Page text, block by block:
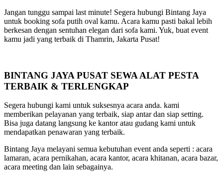
Jangan tunggu sampai last minute! Segera hubungi Bintang Jaya
untuk booking sofa putih oval kamu. Acara kamu pasti bakal lebih
berkesan dengan sentuhan elegan dari sofa kami. Yuk, buat event
kamu jadi yang terbaik di Thamrin, Jakarta Pusat!
BINTANG JAYA PUSAT SEWA ALAT PESTA
TERBAIK & TERLENGKAP
Segera hubungi kami untuk suksesnya acara anda. kami
memberikan pelayanan yang terbaik, siap antar dan siap setting.
Bisa juga datang langsung ke kantor atau gudang kami untuk
mendapatkan penawaran yang terbaik.
Bintang Jaya melayani semua kebutuhan event anda seperti : acara
lamaran, acara pernikahan, acara kantor, acara khitanan, acara bazar,
acara meeting dan lain sebagainya.